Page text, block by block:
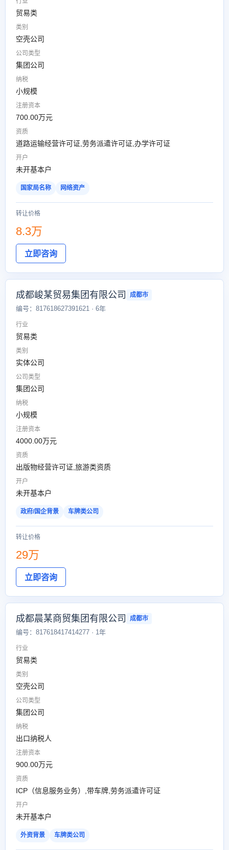
贸易类
类别
空壳公司
公司类型
集团公司
纳税
小规模
注册资本
700.00万元
资质
道路运输经营许可证,劳务派遣许可证,办学许可证
开户
未开基本户
国家局名称 网络资产
转让价格
8.3万
立即咨询
成都峻某贸易集团有限公司 成都市
编号：817618627391621 · 6年
行业
贸易类
类别
实体公司
公司类型
集团公司
纳税
小规模
注册资本
4000.00万元
资质
出版物经营许可证,旅游类资质
开户
未开基本户
政府/国企背景 车牌类公司
转让价格
29万
立即咨询
成都晨某商贸集团有限公司 成都市
编号：817618417414277 · 1年
行业
贸易类
类别
空壳公司
公司类型
集团公司
纳税
出口纳税人
注册资本
900.00万元
资质
ICP（信息服务业务）,带车牌,劳务派遣许可证
开户
未开基本户
外资背景 车牌类公司